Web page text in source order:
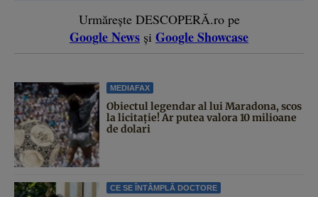
Urmărește DESCOPERĂ.ro pe
Google News și Google Showcase
MEDIAFAX
Obiectul legendar al lui Maradona, scos
la licitație! Ar putea valora 10 milioane
de dolari
CE SE ÎNTÂMPLĂ DOCTORE